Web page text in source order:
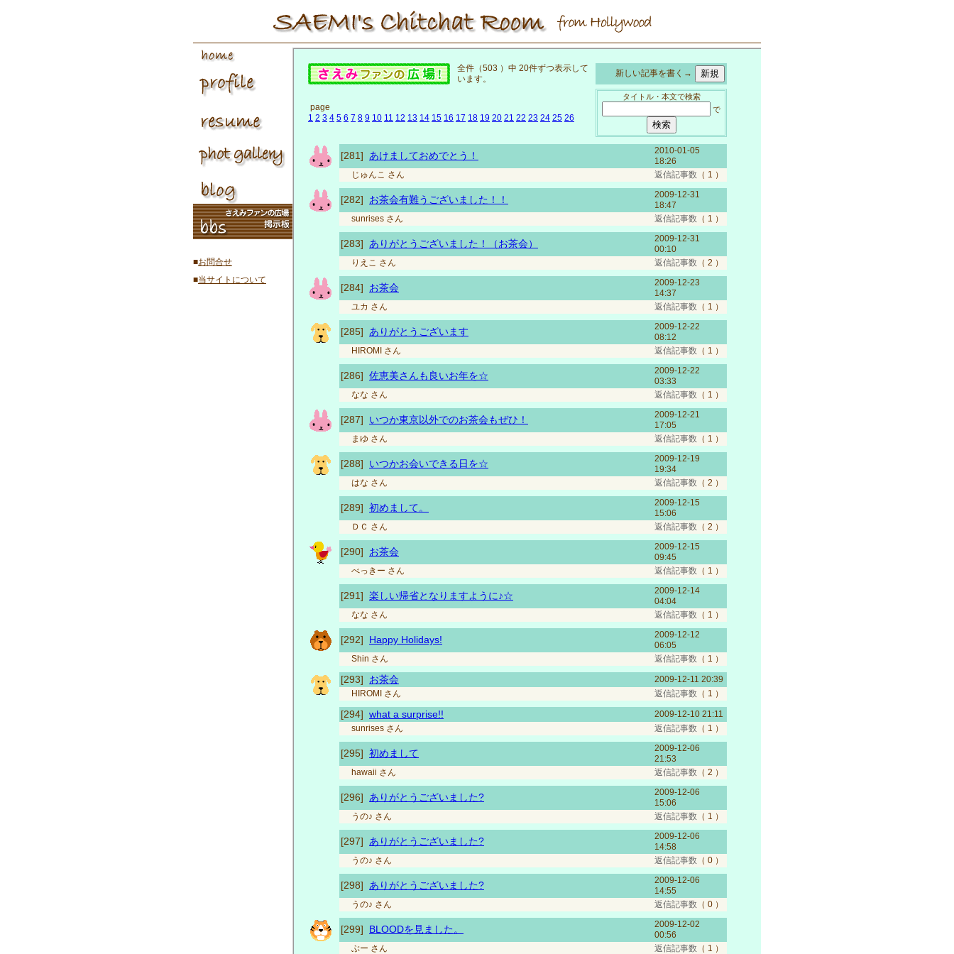
■お問合せ
■当サイトについて
全件（503 ）中 20件ずつ表示して
います。
新しい記事を書く→
page
1 2 3 4 5 6 7 8 9 10 11 12 13 14 15 16 17 18 19 20 21 22 23 24 25 26
タイトル・本文で検索
で
[281] あけましておめでとう！
2010-01-05
18:26
じゅんこ さん 返信記事数 （ 1 ）
[282] お茶会有難うございました！！
2009-12-31
18:47
sunrises さん 返信記事数 （ 1 ）
[283] ありがとうございました！（お茶会）
2009-12-31
00:10
りえこ さん 返信記事数 （ 2 ）
[284] お茶会
2009-12-23
14:37
ユカ さん 返信記事数 （ 1 ）
[285] ありがとうございます
2009-12-22
08:12
HIROMI さん 返信記事数 （ 1 ）
[286] 佐恵美さんも良いお年を☆
2009-12-22
03:33
なな さん 返信記事数 （ 1 ）
[287] いつか東京以外でのお茶会もぜひ！
2009-12-21
17:05
まゆ さん 返信記事数 （ 1 ）
[288] いつかお会いできる日を☆
2009-12-19
19:34
はな さん 返信記事数 （ 2 ）
[289] 初めまして。
2009-12-15
15:06
ＤＣ さん 返信記事数 （ 2 ）
[290] お茶会
2009-12-15
09:45
べっきー さん 返信記事数 （ 1 ）
[291] 楽しい帰省となりますように♪☆
2009-12-14
04:04
なな さん 返信記事数 （ 1 ）
[292] Happy Holidays!
2009-12-12
06:05
Shin さん 返信記事数 （ 1 ）
[293] お茶会
2009-12-11 20:39
HIROMI さん 返信記事数 （ 1 ）
[294] what a surprise!!
2009-12-10 21:11
sunrises さん 返信記事数 （ 1 ）
[295] 初めまして
2009-12-06
21:53
hawaii さん 返信記事数 （ 2 ）
[296] ありがとうございました?
2009-12-06
15:06
うの♪ さん 返信記事数 （ 1 ）
[297] ありがとうございました?
2009-12-06
14:58
うの♪ さん 返信記事数 （ 0 ）
[298] ありがとうございました?
2009-12-06
14:55
うの♪ さん 返信記事数 （ 0 ）
[299] BLOODを見ました。
2009-12-02
00:56
ぶー さん 返信記事数 （ 1 ）